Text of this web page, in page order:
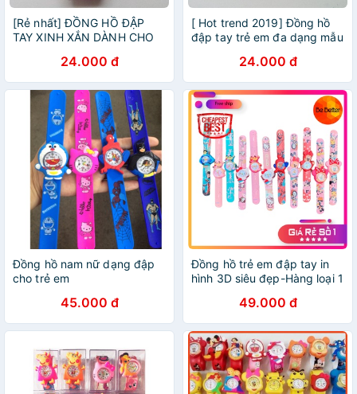
[Rẻ nhất] ĐỒNG HỒ ĐẬP
TAY XINH XẮN DÀNH CHO
24.000 đ
[ Hot trend 2019] Đồng hồ
đập tay trẻ em đa dạng mẫu
24.000 đ
Đồng hồ nam nữ dạng đập
cho trẻ em
45.000 đ
Đồng hồ trẻ em đập tay in
hình 3D siêu đẹp-Hàng loại 1
49.000 đ